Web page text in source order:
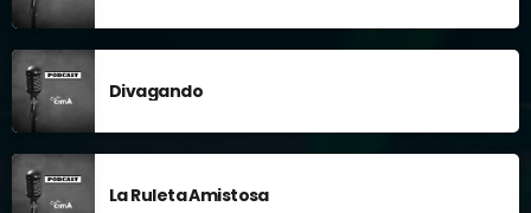
Divagando
La Ruleta Amistosa